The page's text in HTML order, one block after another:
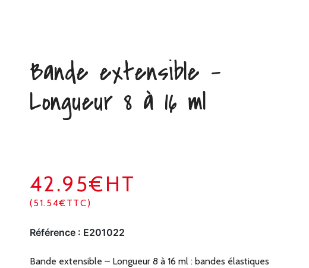
Bande extensible –
Longueur 8 à 16 ml
42.95€HT
(51.54€TTC)
Référence : E201022
Bande extensible – Longueur 8 à 16 ml : bandes élastiques